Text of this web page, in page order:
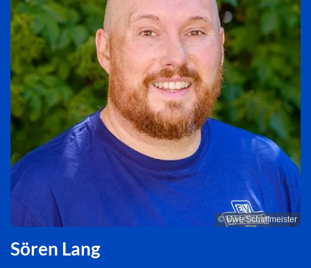
© Uwe Schaffmeister
Sören Lang